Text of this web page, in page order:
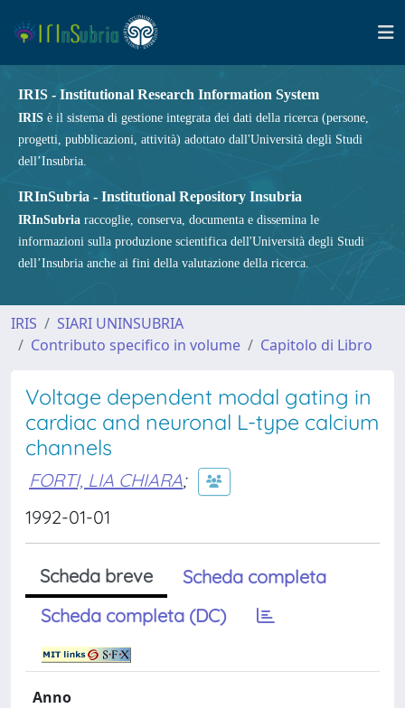
IRIS - Institutional Research Information System
IRIS è il sistema di gestione integrata dei dati della ricerca (persone,
progetti, pubblicazioni, attività) adottato dall'Università degli Studi
dell’Insubria.
IRInSubria - Institutional Repository Insubria
IRInSubria raccoglie, conserva, documenta e dissemina le
informazioni sulla produzione scientifica dell'Università degli Studi
dell’Insubria anche ai fini della valutazione della ricerca.
IRIS
SIARI UNINSUBRIA
Contributo specifico in volume
Capitolo di Libro
Voltage dependent modal gating in
cardiac and neuronal L-type calcium
channels
FORTI, LIA CHIARA;
1992-01-01
Scheda breve
Scheda completa
Scheda completa (DC)
Anno